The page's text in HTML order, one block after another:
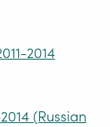
2014
(Russian